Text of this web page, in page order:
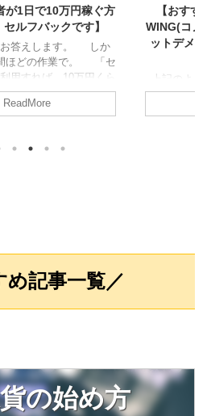
が1日で10万円稼ぐ方
ルフバックです】
お答えします。 しか
ほどの作業で。 「セ
用すれば、10万円くら
稼げる」とよく聞きま
でした
事を読めば「ブログを
ReadMore
【おす
WING(コノ
ットデメ
上記のよう
せん。 この
め記事一覧／
の始め方